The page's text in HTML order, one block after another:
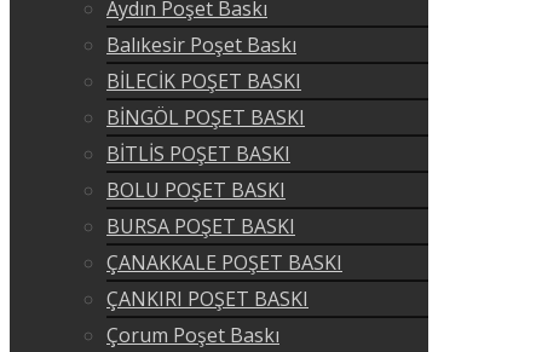
Aydın Poşet Baskı
Balıkesir Poşet Baskı
BİLECİK POŞET BASKI
BİNGÖL POŞET BASKI
BİTLİS POŞET BASKI
BOLU POŞET BASKI
BURSA POŞET BASKI
ÇANAKKALE POŞET BASKI
ÇANKIRI POŞET BASKI
Çorum Poşet Baskı